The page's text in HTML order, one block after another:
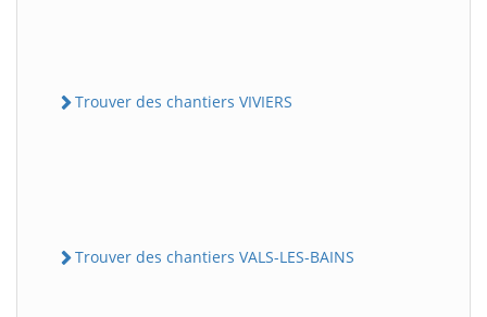
Trouver des chantiers VIVIERS
Trouver des chantiers VALS-LES-BAINS